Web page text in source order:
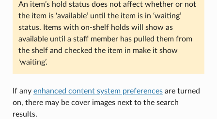
An item’s hold status does not affect whether or not
the item is ‘available’ until the item is in ‘waiting’
status. Items with on-shelf holds will show as
available until a staff member has pulled them from
the shelf and checked the item in make it show
‘waiting’.
If any enhanced content system preferencesare turned
on, there may be cover images next to the search
results.